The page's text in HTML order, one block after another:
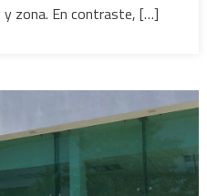
México:
protegidas
y zona. En contraste, […]